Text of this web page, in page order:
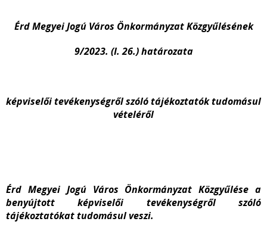
Érd Megyei Jogú Város Önkormányzat Közgyűlésének
9/2023. (I. 26.) határozata
képviselői tevékenységről szóló tájékoztatók tudomásul
vételéről
Érd Megyei Jogú Város Önkormányzat Közgyűlése a
benyújtott képviselői tevékenységről szóló
tájékoztatókat tudomásul veszi.